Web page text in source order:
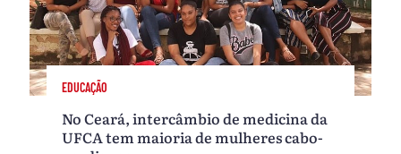
EDUCAÇÃO
No Ceará, intercâmbio de medicina da
UFCA tem maioria de mulheres cabo-